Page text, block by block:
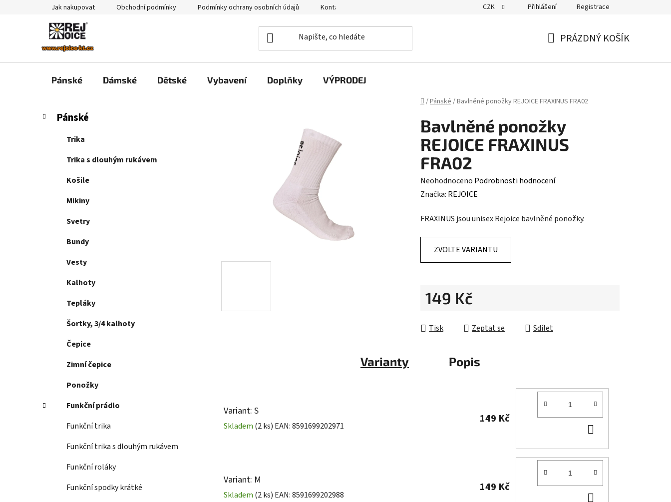
Jak nakupovat Obchodní podmínky Podmínky ochrany osobních údajů Kontakty CZK Přihlášení Registrace
PRÁZDNÝ KOŠÍK
Pánské Dámské Dětské Vybavení Doplňky VÝPRODEJ
Domů
/Pánské/Bavlněné ponožky REJOICE FRAXINUS FRA02
P
Přeskočit
kategorie
K
a
Pánské
Trika
Trika s dlouhým rukávem
Košile
Mikiny
Svetry
Bundy
Vesty
Kalhoty
Tepláky
Šortky, 3/4 kalhoty
Čepice
Zimní čepice
Ponožky
Funkční prádlo
Funkční trika
Funkční trika s dlouhým rukávem
Funkční roláky
Funkční spodky krátké
Bavlněné ponožky
REJOICE FRAXINUS
FRA02
Průměrné
hodnocení
je
0,0
5
Neohodnoceno Podrobnosti hodnocení
Značka: REJOICE
FRAXINUS jsou unisex Rejoice bavlněné ponožky.
ZVOLTE VARIANTU
149 Kč
Tisk
Zeptat se Sdílet
Varianty Popis
Variant: S
Skladem (2 ks) EAN:8591699202971
149 Kč
KOŠÍKU
Variant: M
Skladem (2 ks) EAN:8591699202988
149 Kč